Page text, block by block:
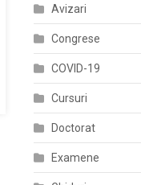
Avizari
Congrese
COVID-19
Cursuri
Doctorat
Examene